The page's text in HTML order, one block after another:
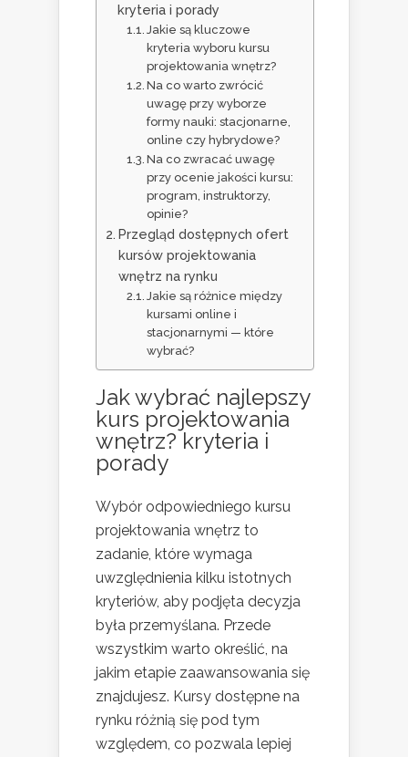
kryteria i porady
Jakie są kluczowe
kryteria wyboru kursu
projektowania wnętrz?
Na co warto zwrócić
uwagę przy wyborze
formy nauki: stacjonarne,
online czy hybrydowe?
Na co zwracać uwagę
przy ocenie jakości kursu:
program, instruktorzy,
opinie?
Przegląd dostępnych ofert
kursów projektowania
wnętrz na rynku
Jakie są różnice między
kursami online i
stacjonarnymi — które
wybrać?
Jak wybrać najlepszy
kurs projektowania
wnętrz? kryteria i
porady
Wybór odpowiedniego kursu
projektowania wnętrz to
zadanie, które wymaga
uwzględnienia kilku istotnych
kryteriów, aby podjęta decyzja
była przemyślana. Przede
wszystkim warto określić, na
jakim etapie zaawansowania się
znajdujesz. Kursy dostępne na
rynku różnią się pod tym
względem, co pozwala lepiej